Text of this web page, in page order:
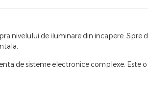
nivelului de iluminare din incapere.
de sisteme electronice complexe.